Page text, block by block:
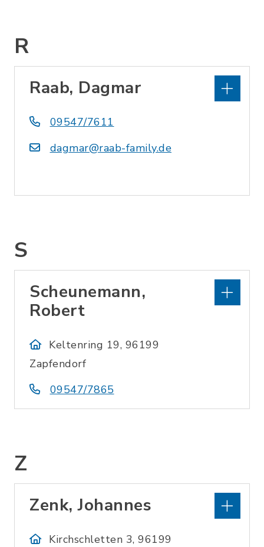
R
Raab, Dagmar
09547/7611
dagmar@raab-family.de
S
Scheunemann,
Robert
Keltenring 19, 96199
Zapfendorf
09547/7865
Z
Zenk, Johannes
Kirchschletten 3, 96199